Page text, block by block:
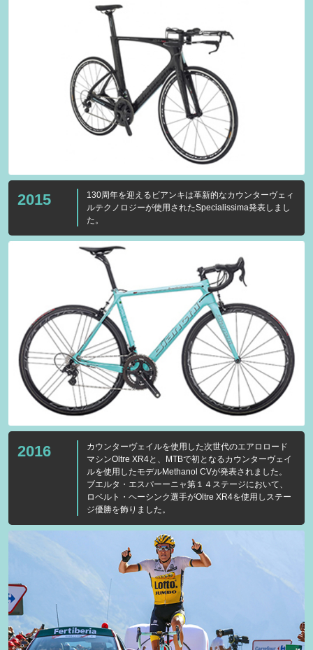
2015
130周年を迎えるビアンキは革新的なカウンターヴェィ
ルテクノロジーが使用されたSpecialissima発表しまし
た。
2016
カウンターヴェイルを使用した次世代のエアロロード
マシンOltre XR4と、MTBで初となるカウンターヴェイ
ルを使用したモデルMethanol CVが発表されました。
ブエルタ・エスパーーニャ第１４ステージにおいて、
ロベルト・ヘーシンク選手がOltre XR4を使用しステー
ジ優勝を飾りました。